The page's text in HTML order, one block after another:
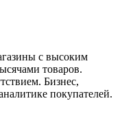
с высоким
товаров.
Бизнес,
покупателей.